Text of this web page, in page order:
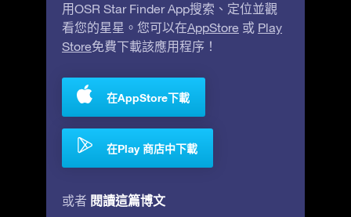
用OSR Star Finder App搜索、定位並觀
看您的星星。您可以在AppStore 或 Play
Store免費下載該應用程序！
在AppStore下載
在Play 商店中下載
或者 閱讀這篇博文